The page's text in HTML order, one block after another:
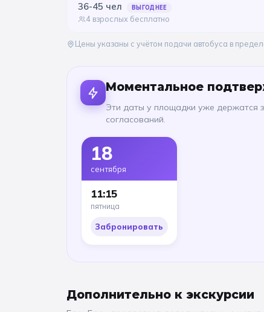
36-45 чел ВЫГОДНЕЕ
4 взрослых бесплатно
Цены указаны с учётом подачи автобуса в
Моментальное
Эти даты у площадки уже держатся
согласований.
18
сентября
11:15
пятница
Забронировать
Дополнительно к экскурсии